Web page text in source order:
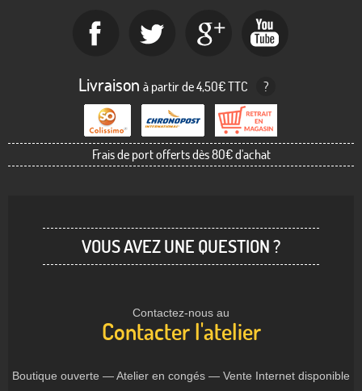
Livraison à partir de 4,50€ TTC ?
Frais de port offerts dès 80€ d'achat
VOUS AVEZ UNE QUESTION ?
Contactez-nous au
Contacter l'atelier
Boutique ouverte — Atelier en congés — Vente Internet disponible